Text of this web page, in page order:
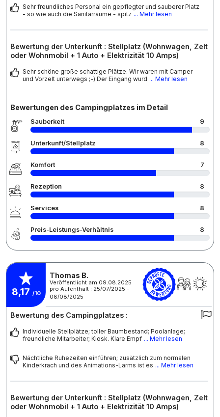
Sehr freundliches Personal ein gepflegter und sauberer Platz
- so wie auch die Sanitärräume - spitz ... Mehr lesen
Bewertung der Unterkunft : Stellplatz (Wohnwagen, Zelt
oder Wohnmobil + 1 Auto + Elektrizität 10 Amps)
Sehr schöne große schattige Plätze. Wir waren mit Camper
und Vorzelt unterwegs ;-) Der Eingang wurd ... Mehr lesen
Bewertungen des Campingplatzes im Detail
Sauberkeit 9
Unterkunft/Stellplatz 8
Komfort 7
Rezeption 8
Services 8
Preis-Leistungs-Verhältnis 8
8,17 /10
Thomas B.
Veröffentlicht am 09.08.2025
pro Aufenthalt : 25/07/2025 -
08/08/2025
Bewertung des Campingplatzes :
Individuelle Stellplätze; toller Baumbestand; Poolanlage;
freundliche Mitarbeiter; Kiosk. Klare Empf ... Mehr lesen
Nächtliche Ruhezeiten einführen; zusätzlich zum normalen
Kinderkrach und des Animations-Lärms ist es ... Mehr lesen
Bewertung der Unterkunft : Stellplatz (Wohnwagen, Zelt
oder Wohnmobil + 1 Auto + Elektrizität 10 Amps)